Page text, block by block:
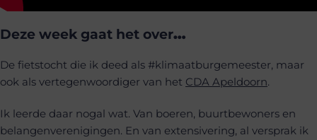
Deze week gaat het over…
De fietstocht die ik deed als #klimaatburgemeester, maar
ook als vertegenwoordiger van het CDA Apeldoorn.
Ik leerde daar nogal wat. Van boeren, buurtbewoners en
belangenverenigingen. En van extensivering, al versprak ik